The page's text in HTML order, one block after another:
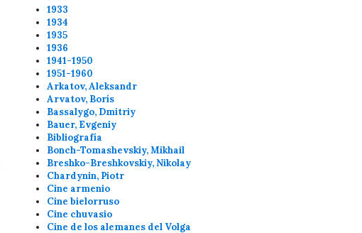
1933
1934
1935
1936
1941-1950
1951-1960
Arkatov, Aleksandr
Arvatov, Borís
Bassalygo, Dmitriy
Bauer, Evgeniy
Bibliografía
Bonch-Tomashevskiy, Mikhail
Breshko-Breshkovskiy, Nikolay
Chardynin, Piotr
Cine armenio
Cine bielorruso
Cine chuvasio
Cine de los alemanes del Volga